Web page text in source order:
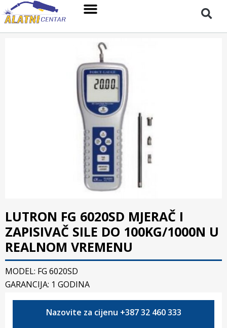
LUTRON FG 6020SD MJERAČ I
ZAPISIVAČ SILE DO 100KG/1000N U
REALNOM VREMENU
MODEL: FG 6020SD
GARANCIJA: 1 GODINA
Nazovite za cijenu +387 32 460 333